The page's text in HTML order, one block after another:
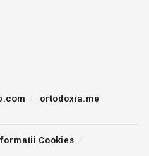
ortodoxia.me
Cookies